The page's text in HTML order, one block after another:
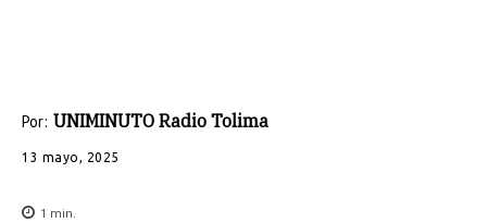
Por: UNIMINUTO Radio Tolima
13 mayo, 2025
1 min.